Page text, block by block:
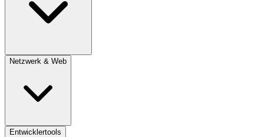
Netzwerk & Web
Entwicklertools